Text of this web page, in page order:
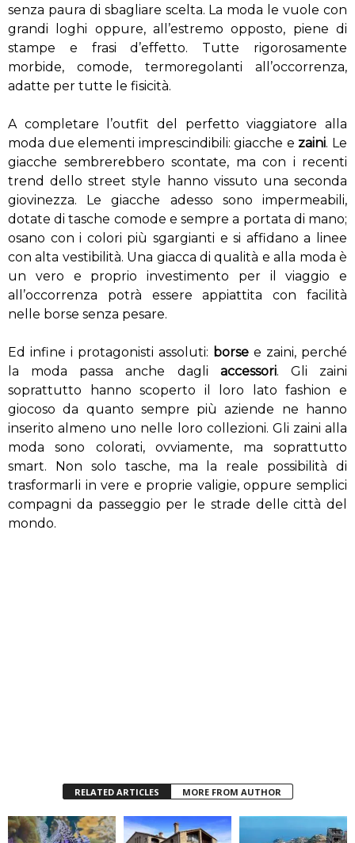
senza paura di sbagliare scelta. La moda le vuole con
grandi loghi oppure, all’estremo opposto, piene di
stampe e frasi d’effetto. Tutte rigorosamente
morbide, comode, termoregolanti all’occorrenza,
adatte per tutte le fisicità.
A completare l’outfit del perfetto viaggiatore alla
moda due elementi imprescindibili: giacche e zaini. Le
giacche sembrerebbero scontate, ma con i recenti
trend dello street style hanno vissuto una seconda
giovinezza. Le giacche adesso sono impermeabili,
dotate di tasche comode e sempre a portata di mano;
osano con i colori più sgargianti e si affidano a linee
con alta vestibilità. Una giacca di qualità e alla moda è
un vero e proprio investimento per il viaggio e
all’occorrenza potrà essere appiattita con facilità
nelle borse senza pesare.
Ed infine i protagonisti assoluti: borse e zaini, perché
la moda passa anche dagli accessori. Gli zaini
soprattutto hanno scoperto il loro lato fashion e
giocoso da quanto sempre più aziende ne hanno
inserito almeno uno nelle loro collezioni. Gli zaini alla
moda sono colorati, ovviamente, ma soprattutto
smart. Non solo tasche, ma la reale possibilità di
trasformarli in vere e proprie valigie, oppure semplici
compagni da passeggio per le strade delle città del
mondo.
RELATED ARTICLES MORE FROM AUTHOR